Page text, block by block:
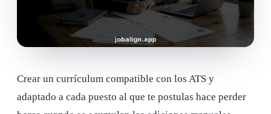
Crear un currículum compatible con los ATS y
adaptado a cada puesto al que te postulas hace perder